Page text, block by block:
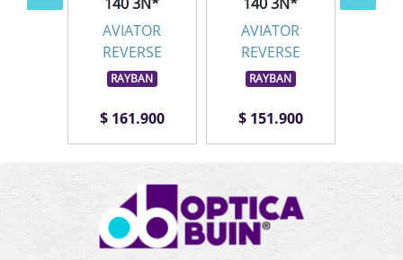
AVIATOR
REVERSE
RAYBAN
$ 161.900
AVIATOR
REVERSE
RAYBAN
$ 151.900